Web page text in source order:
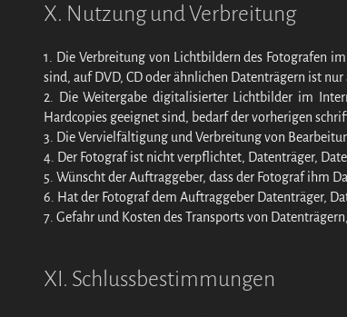
X. Nutzung und Verbreitung
1. Die Verbreitung von Lichtbildern des Fotografen
sind, auf DVD, CD oder ähnlichen Datenträgern ist
2. Die Weitergabe digitalisierter Lichtbilder im
Hardcopies geeignet sind, bedarf der vorherigen
3. Die Vervielfältigung und Verbreitung von
4. Der Fotograf ist nicht verpflichtet, Datenträger,
5. Wünscht der Auftraggeber, dass der Fotograf ihm
6. Hat der Fotograf dem Auftraggeber Datenträger,
7. Gefahr und Kosten des Transports von
XI. Schlussbestimmungen